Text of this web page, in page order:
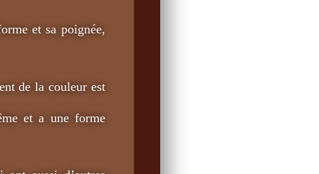
et sa poignée,
de la couleur est
et a une forme